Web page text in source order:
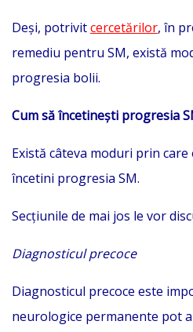
Deși, potrivitcercetărilor, în
remediu pentru SM, există
progresia bolii.
Cum să încetinești progresia
Există câteva moduri prin
încetini progresia SM.
Secțiunile de mai jos le vor
Diagnosticul precoce
Diagnosticul precoce este
neurologice permanente pot